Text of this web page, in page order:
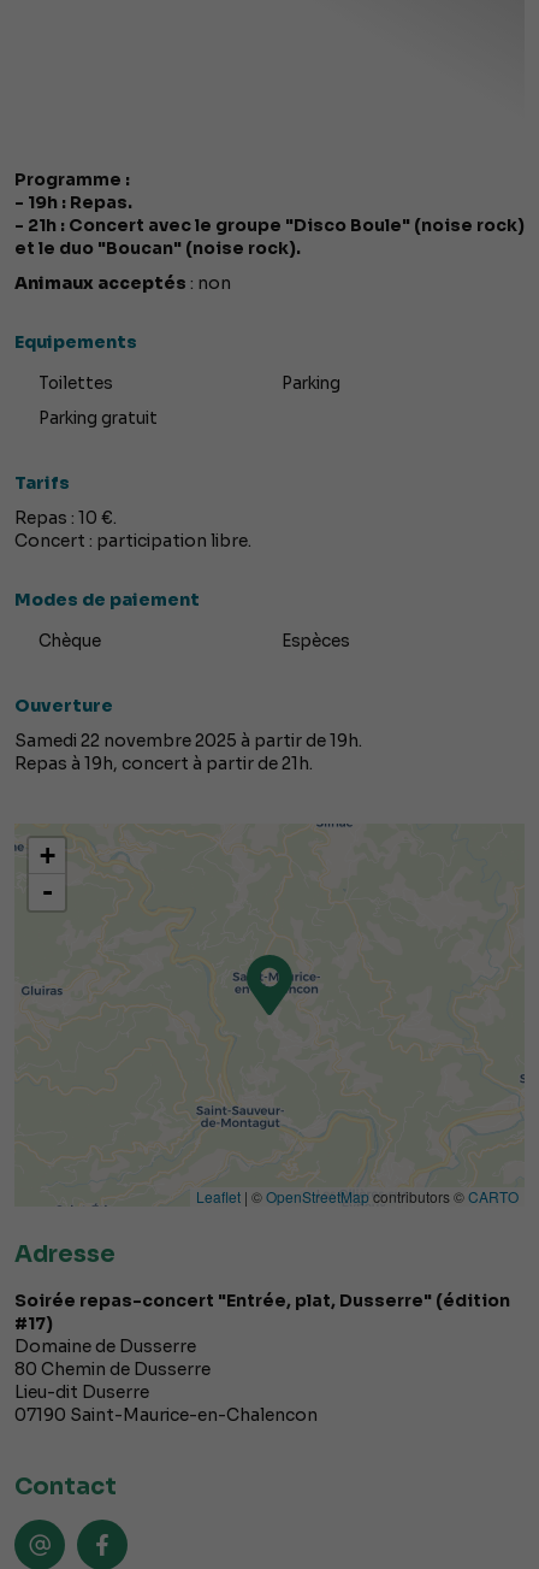
Programme :
- 19h : Repas.
- 21h : Concert avec le groupe "Disco Boule" (noise rock)
et le duo "Boucan" (noise rock).
Animaux acceptés : non
Equipements
Toilettes
Parking
Parking gratuit
Tarifs
Repas : 10 €.
Concert : participation libre.
Modes de paiement
Chèque Espèces
Ouverture
Samedi 22 novembre 2025 à partir de 19h.
Repas à 19h, concert à partir de 21h.
+
-
Leaflet | ©OpenStreetMapcontributors ©CARTO
Adresse
Soirée repas-concert "Entrée, plat, Dusserre" (édition
#17)
Domaine de Dusserre
80 Chemin de Dusserre
Lieu-dit Duserre
07190 Saint-Maurice-en-Chalencon
Contact